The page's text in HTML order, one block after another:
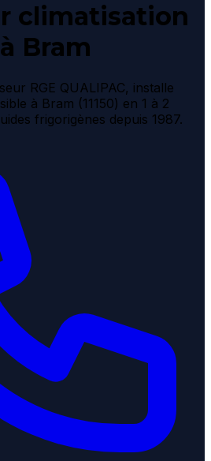
climatisation
Bram
RGE QUALIPAC, installe
à Bram (11150) en 1 à 2
frigorigènes depuis 1987.